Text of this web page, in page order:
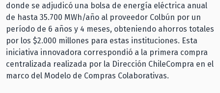
donde se adjudicó una bolsa de energía eléctrica anual
de hasta 35.700 MWh/año al proveedor Colbún por un
período de 6 años y 4 meses, obteniendo ahorros totales
por los $2.000 millones para estas instituciones. Esta
iniciativa innovadora correspondió a la primera compra
centralizada realizada por la Dirección ChileCompra en el
marco del Modelo de Compras Colaborativas.